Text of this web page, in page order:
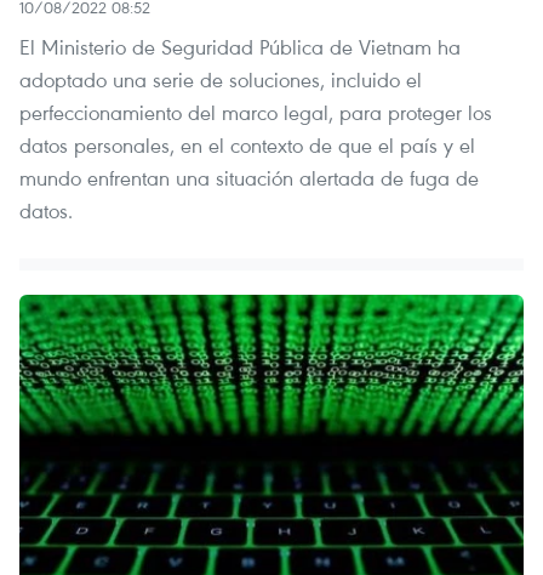
10/08/2022 08:52
El Ministerio de Seguridad Pública de Vietnam ha
adoptado una serie de soluciones, incluido el
perfeccionamiento del marco legal, para proteger los
datos personales, en el contexto de que el país y el
mundo enfrentan una situación alertada de fuga de
datos.